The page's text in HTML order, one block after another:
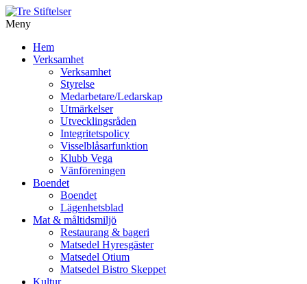
Meny
vidare
Hem
Verksamhet
Verksamhet
Styrelse
Medarbetare/Ledarskap
Utmärkelser
Utvecklingsråden
Integritetspolicy
Visselblåsarfunktion
Klubb Vega
Vänföreningen
Boendet
Boendet
Lägenhetsblad
Mat & måltidsmiljö
Restaurang & bageri
Matsedel Hyresgäster
Matsedel Otium
Matsedel Bistro Skeppet
Kultur